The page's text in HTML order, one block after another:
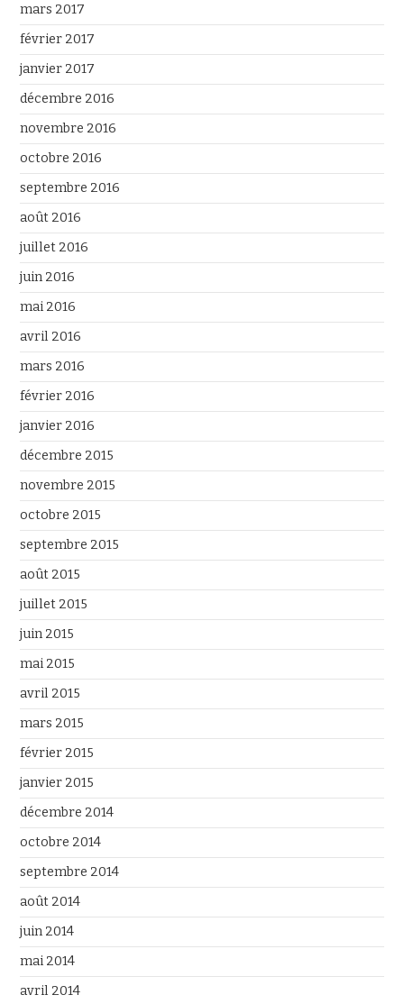
mars 2017
février 2017
janvier 2017
décembre 2016
novembre 2016
octobre 2016
septembre 2016
août 2016
juillet 2016
juin 2016
mai 2016
avril 2016
mars 2016
février 2016
janvier 2016
décembre 2015
novembre 2015
octobre 2015
septembre 2015
août 2015
juillet 2015
juin 2015
mai 2015
avril 2015
mars 2015
février 2015
janvier 2015
décembre 2014
octobre 2014
septembre 2014
août 2014
juin 2014
mai 2014
avril 2014